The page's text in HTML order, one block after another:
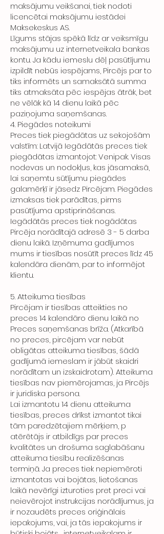
maksājumu veikšanai, tiek nodoti
licencētai maksājumu iestādei
Maksekeskus AS.
Līgums stājas spēkā līdz ar veiksmīgu
maksājumu uz internetveikala bankas
kontu. Ja kādu iemeslu dēļ pasūtījumu
izpildīt nebūs iespējams, Pircējs par to
tiks informēts un samaksātā summa
tiks atmaksāta pēc iespējas ātrāk, bet
ne vēlāk kā 14 dienu laikā pēc
paziņojuma saņemšanas.
4. Piegādes noteikumi
Preces tiek piegādātas uz sekojošām
valstīm: Latvijā Iegādātās preces tiek
piegādātas izmantojot: Venipak. Visas
nodevas un nodokļus, kas jāsamaksā,
lai saņemtu sūtījumu piegādes
galamērķī ir jāsedz Pircējam. Piegādes
izmaksas tiek parādītas, pirms
pasūtījuma apstiprināšanas.
Iegādātās preces tiek nogādātas
Pircēja norādītajā adresē 3 - 5 darba
dienu laikā. Izņēmuma gadījumos
mums ir tiesības nosūtīt preces līdz 45
kalendāra dienām, par to informējot
klientu.
5. Atteikuma tiesības
Pircējam ir tiesības atteikties no
preces 14 kalendāro dienu laikā no
Preces saņemšanas brīža. (Atkarībā
no preces, pircējam var nebūt
obligātas atteikuma tiesības, šādā
gadījumā iemeslam ir jābūt skaidri
norādītam un izskaidrotam). Atteikuma
tiesības nav piemērojamas, ja Pircējs
ir juridiska persona.
Lai izmantotu 14 dienu atteikuma
tiesības, preces drīkst izmantot tikai
tām paredzētajiem mērķiem, p
atērētājs ir atbildīgs par preces
kvalitātes un drošuma saglabāšanu
atteikuma tiesību realizēšanas
termiņā. Ja preces tiek nepiemēroti
izmantotas vai bojātas, lietošanas
laikā nevērīgi izturoties pret preci vai
neievērojot instrukcijas norādījumus, ja
ir nozaudēts preces oriģinālais
iepakojums, vai, ja tās iepakojums ir